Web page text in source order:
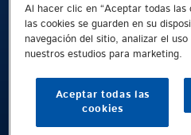
Aviso Legal
Protección de Datos en Internet
Condiciones comerciales generales
Whistleblowing Channel
Al hacer clic en “Aceptar todas las
las cookies se guarden en su
navegación del sitio, analizar el
nuestros estudios para marketing.
Aceptar todas las
cookies